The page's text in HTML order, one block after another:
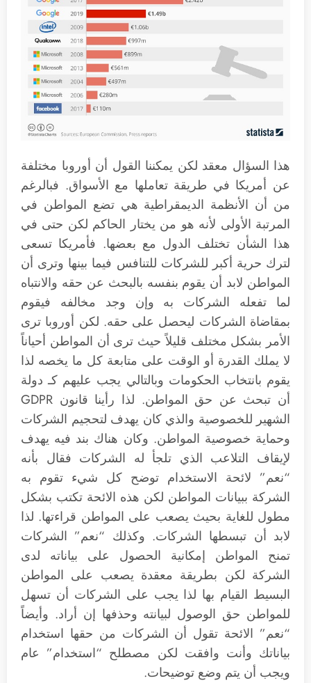
هذا السؤال معقد لكن يمكننا القول أن أوروبا مختلفة
عن أمريكا في طريقة تعاملها مع الأسواق. فبالرغم
من أن الأنظمة الديمقراطية هي تضع المواطن في
المرتبة الأولى لأنه هو من يختار الحاكم لكن حتى في
هذا الشأن تختلف الدول مع بعضها. فأمريكا تسعى
لترك حرية أكبر للشركات للتنافس فيما بينها وترى أن
المواطن لابد أن يقوم بنفسه بالبحث عن حقه والانتباه
لما تفعله الشركات به وإن وجد مخالفه فيقوم
بمقاضاة الشركات ليحصل على حقه. لكن أوروبا ترى
الأمر بشكل مختلف قليلاً حيث ترى أن المواطن أحياناً
لا يملك القدرة أو الوقت على متابعة كل ما يخصه لذا
يقوم بانتخاب الحكومات وبالتالي يجب عليهم كـ دولة
أن تبحث عن حق المواطن. لذا رأينا قانون GDPR
الشهير للخصوصية والذي كان يهدف لتحجيم الشركات
وحماية خصوصية المواطن. وكان هناك بند فيه يهدف
لإيقاف التلاعب الذي تلجأ له الشركات فقال بأنه
“نعم” لائحة الاستخدام توضح كل شيء تقوم به
الشركة ببيانات المواطن لكن هذه الائحة تكتب بشكل
مطول للغاية بحيث يصعب على المواطن قراءتها. لذا
لابد أن تبسطها الشركات. وكذلك “نعم” الشركات
تمنح المواطن إمكانية الحصول على بياناته لدى
الشركة لكن بطريقة معقدة يصعب على المواطن
البسيط القيام بها لذا يجب على الشركات أن تسهل
للمواطن حق الوصول لبيانته وحذفها إن أراد. وأيضاً
“نعم” الائحة تقول أن الشركات من حقها استخدام
بياناتك وأنت وافقت لكن مصطلح “استخدام” عام
ويجب أن يتم وضع توضيحات.